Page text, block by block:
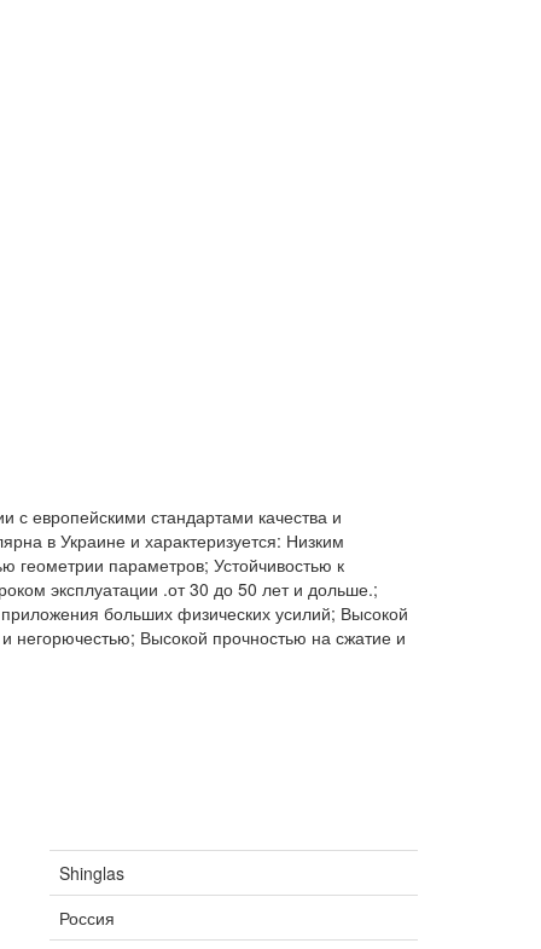
с европейскими стандартами качества и
в Украине и характеризуется: Низким
геометрии параметров; Устойчивостью к
эксплуатации .от 30 до 50 лет и дольше.;
больших физических усилий; Высокой
негорючестью; Высокой прочностью на сжатие и
Shinglas
Россия